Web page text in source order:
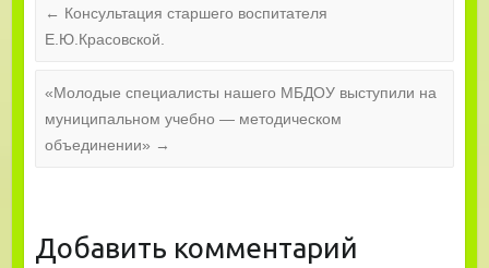
← Консультация старшего воспитателя
Е.Ю.Красовской.
«Молодые специалисты нашего МБДОУ выступили на
муниципальном учебно — методическом
объединении» →
Добавить комментарий